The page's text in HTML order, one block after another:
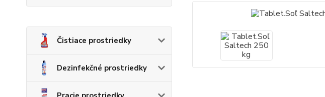
Čistiace prostriedky
Dezinfekčné prostriedky